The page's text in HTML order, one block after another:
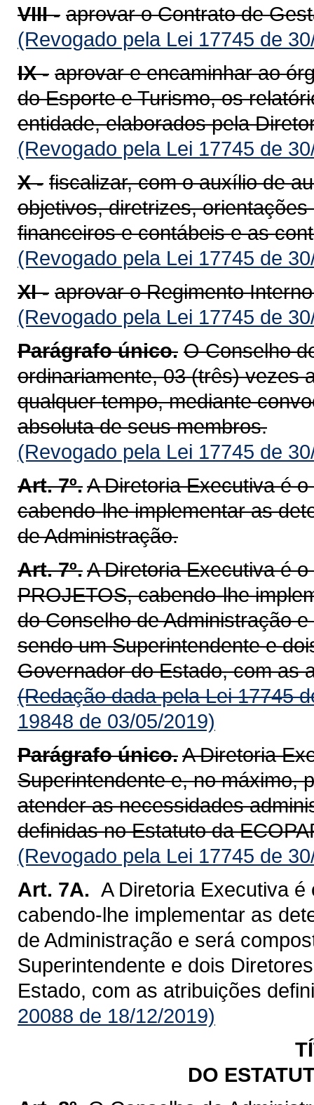
VIII - aprovar o Contrato de
(Revogado pela Lei 17745 de
IX - aprovar e encaminhar ao
do Esporte e Turismo, os
entidade, elaborados pela
(Revogado pela Lei 17745 de
X - fiscalizar, com o auxílio de
objetivos, diretrizes,
financeiros e contábeis e as
(Revogado pela Lei 17745 de
XI - aprovar o Regimento
(Revogado pela Lei 17745 de
Parágrafo único. O Conselho
ordinariamente, 03 (três) vezes
qualquer tempo, mediante
absoluta de seus membros.
(Revogado pela Lei 17745 de
Art. 7º.A Diretoria Executiva é
cabendo-lhe implementar as
de Administração.
Art. 7º.A Diretoria Executiva é
PROJETOS, cabendo-lhe
do Conselho de Administração
sendo um Superintendente e
Governador do Estado, com as
(Redação dada pela Lei 17745
19848 de 03/05/2019)
Parágrafo único.A Diretoria
Superintendente e, no máximo,
atender as necessidades
definidas no Estatuto da
(Revogado pela Lei 17745 de
Art. 7A. A Diretoria Executiva
cabendo-lhe implementar as
de Administração e será
Superintendente e dois
Estado, com as atribuições
20088 de 18/12/2019)
DO